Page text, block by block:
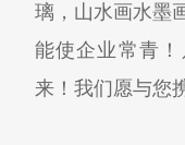
璃，山水画水墨
能使企业常青
来！我们愿与您